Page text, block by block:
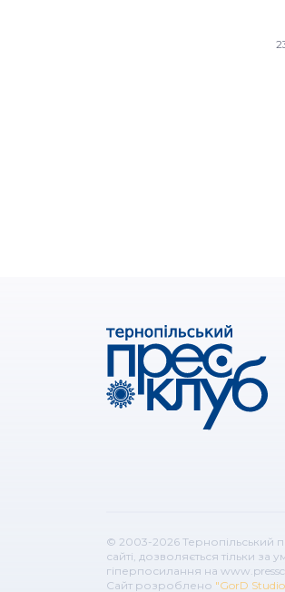
© 2003-2026 Тернопільський
сайті, дозволяється тільки
гіперпосилання на
Сайт розроблено "GorD